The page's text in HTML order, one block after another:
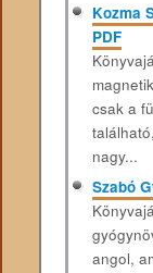
Kozma
PDF
csak a
nagy...
Szabó
angol,